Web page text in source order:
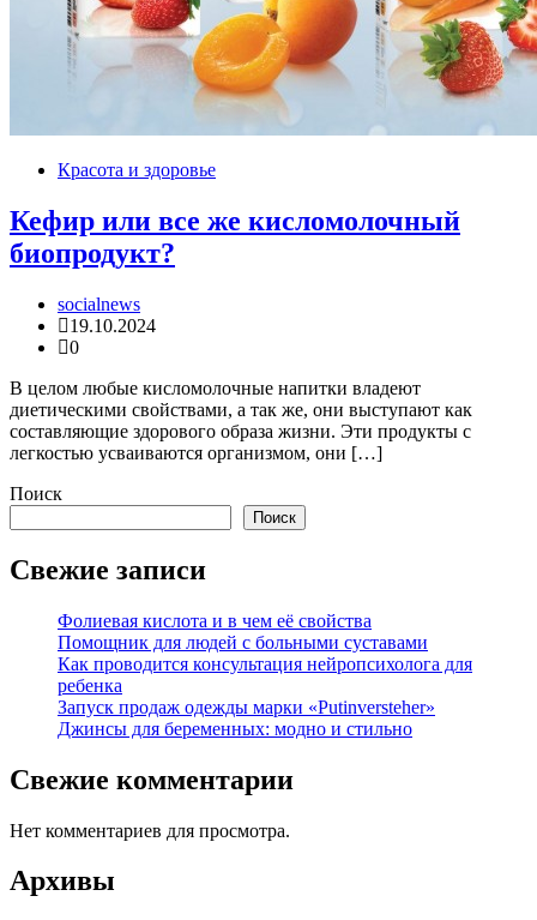
Красота и здоровье
Кефир или все же кисломолочный
биопродукт?
socialnews
19.10.2024
0
В целом любые кисломолочные напитки владеют
диетическими свойствами, а так же, они выступают как
составляющие здорового образа жизни. Эти продукты с
легкостью усваиваются организмом, они […]
Поиск
Поиск
Свежие записи
Фолиевая кислота и в чем её свойства
Помощник для людей с больными суставами
Как проводится консультация нейропсихолога для
ребенка
Запуск продаж одежды марки «Putinversteher»
Джинсы для беременных: модно и стильно
Свежие комментарии
Нет комментариев для просмотра.
Архивы